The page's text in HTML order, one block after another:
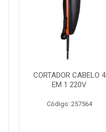
CORTADOR CABELO 4
EM 1 220V
Código: 257564